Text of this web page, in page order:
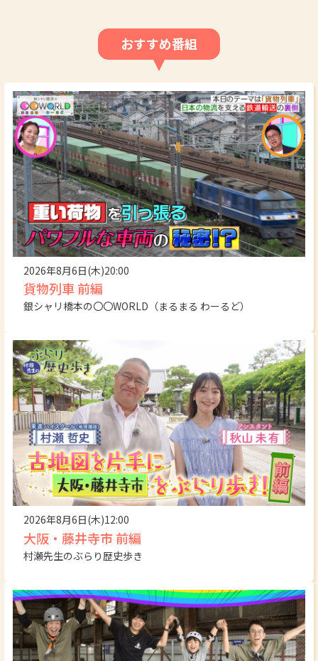
おすすめ番組
2026年8月6日(木)20:00
貨物列車 前編
銀シャリ橋本の〇〇WORLD（まるまる わーるど）
2026年8月6日(木)12:00
大阪・藤井寺市 前編
村瀬先生のぶらり歴史歩き